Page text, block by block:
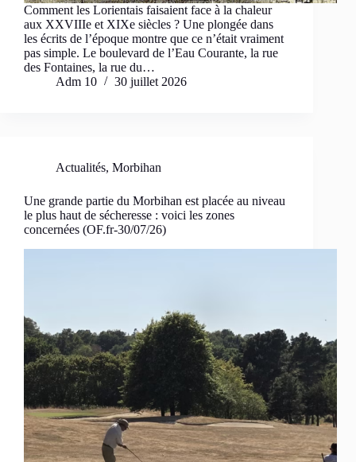
Comment les Lorientais faisaient face à la chaleur
aux XXVIIIe et XIXe siècles ? Une plongée dans
les écrits de l’époque montre que ce n’était vraiment
pas simple. Le boulevard de l’Eau Courante, la rue
des Fontaines, la rue du…
Adm 10
30 juillet 2026
Actualités, Morbihan
Une grande partie du Morbihan est placée au niveau
le plus haut de sécheresse : voici les zones
concernées (OF.fr-30/07/26)